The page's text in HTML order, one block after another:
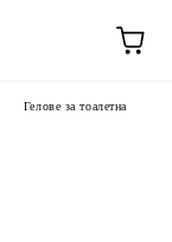
Гелове за тоалетна